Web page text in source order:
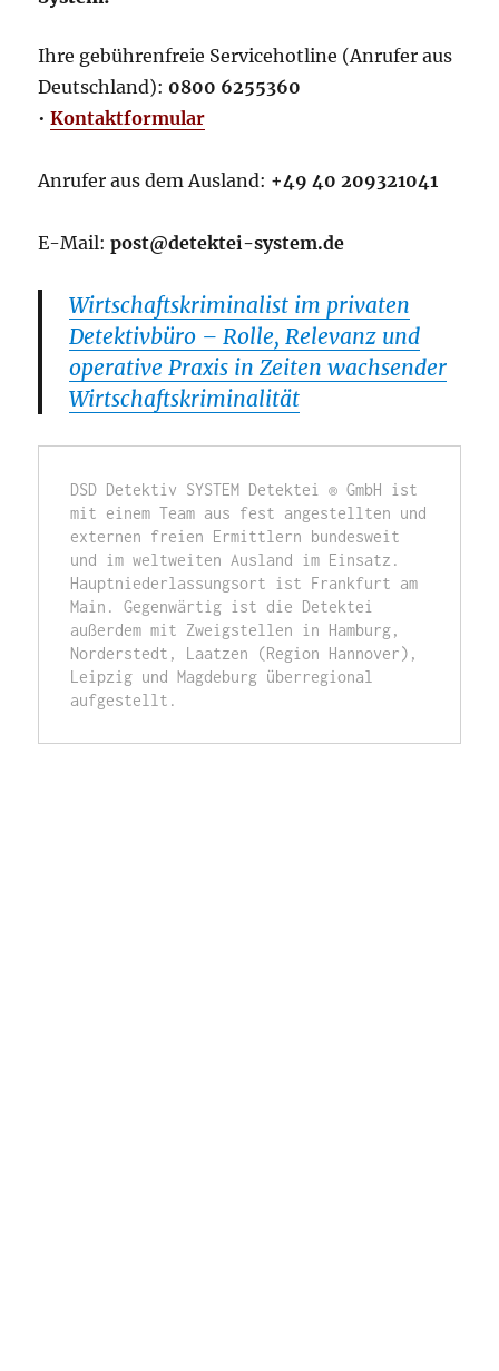
Ihre gebührenfreie Servicehotline (Anrufer aus
Deutschland): 0800 6255360
•Kontaktformular
Anrufer aus dem Ausland: +49 40 209321041
E-Mail:post@detektei-system.de
Wirtschaftskriminalist im privaten
Detektivbüro – Rolle, Relevanz und
operative Praxis in Zeiten wachsender
Wirtschaftskriminalität
DSD Detektiv SYSTEM Detektei ® GmbH ist
mit einem Team aus fest angestellten und
externen freien Ermittlern bundesweit
und im weltweiten Ausland im Einsatz.
Hauptniederlassungsort ist Frankfurt am
Main. Gegenwärtig ist die Detektei
außerdem mit Zweigstellen in Hamburg,
Norderstedt, Laatzen (Region Hannover),
Leipzig und Magdeburg überregional
aufgestellt.